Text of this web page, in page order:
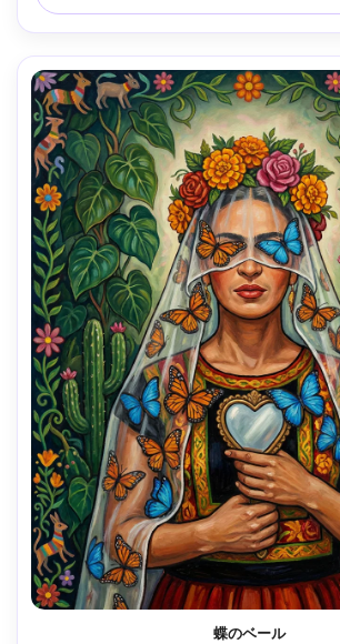
蝶のベール